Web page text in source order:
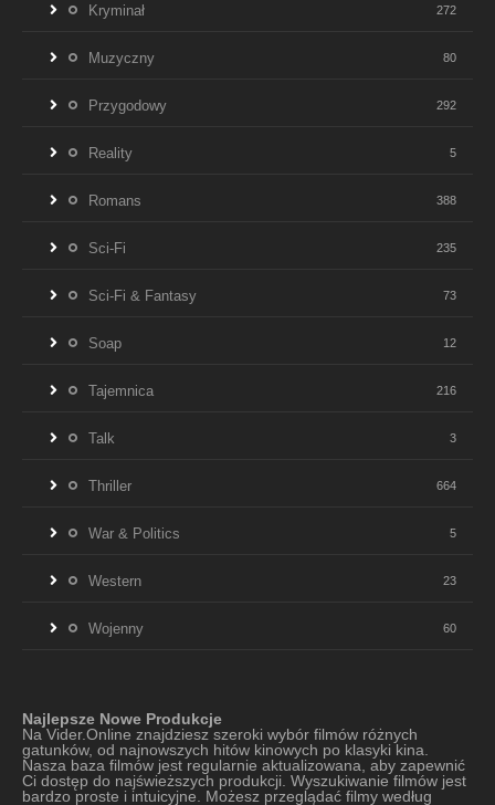
Kryminał 272
Muzyczny 80
Przygodowy 292
Reality 5
Romans 388
Sci-Fi 235
Sci-Fi & Fantasy 73
Soap 12
Tajemnica 216
Talk 3
Thriller 664
War & Politics 5
Western 23
Wojenny 60
Najlepsze Nowe Produkcje
Na Vider.Online znajdziesz szeroki wybór filmów różnych
gatunków, od najnowszych hitów kinowych po klasyki kina.
Nasza baza filmów jest regularnie aktualizowana, aby zapewnić
Ci dostęp do najświeższych produkcji. Wyszukiwanie filmów jest
bardzo proste i intuicyjne. Możesz przeglądać filmy według